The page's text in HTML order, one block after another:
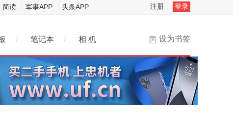
简读 军事APP 头条APP 注册 登录
设为书签
/ 笔记本 / 相 机